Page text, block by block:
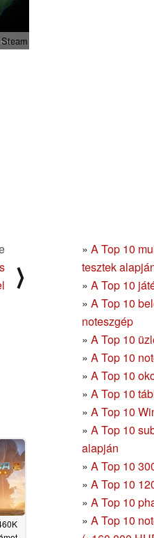
» A Top 10
tesztek
» A Top 10
» A Top 10
noteszgép
» A Top 10
» A Top 10
» A Top 10
» A Top 10
» A Top 10
» A Top 10
alapján
» A Top 10
» A Top 10
» A Top 10
» A Top 10
⟩